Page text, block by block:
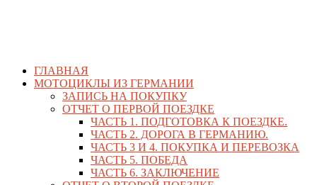
ГЛАВНАЯ
МОТОЦИКЛЫ ИЗ ГЕРМАНИИ
ЗАПИСЬ НА ПОКУПКУ
ОТЧЕТ О ПЕРВОЙ ПОЕЗДКЕ
ЧАСТЬ 1. ПОДГОТОВКА К ПОЕЗДКЕ.
ЧАСТЬ 2. ДОРОГА В ГЕРМАНИЮ.
ЧАСТЬ 3 И 4. ПОКУПКА И ПЕРЕВОЗКА
ЧАСТЬ 5. ПОБЕДА
ЧАСТЬ 6. ЗАКЛЮЧЕНИЕ